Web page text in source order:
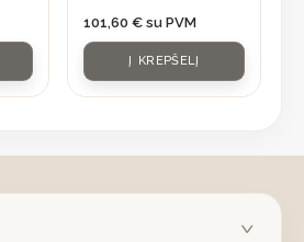
101,60 € su PVM
Į KREPŠELĮ